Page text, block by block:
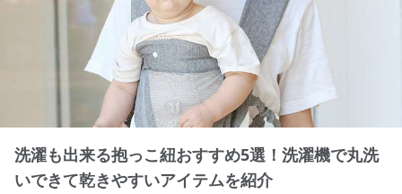
洗濯も出来る抱っこ紐おすすめ5選！洗濯機で丸洗
いできて乾きやすいアイテムを紹介